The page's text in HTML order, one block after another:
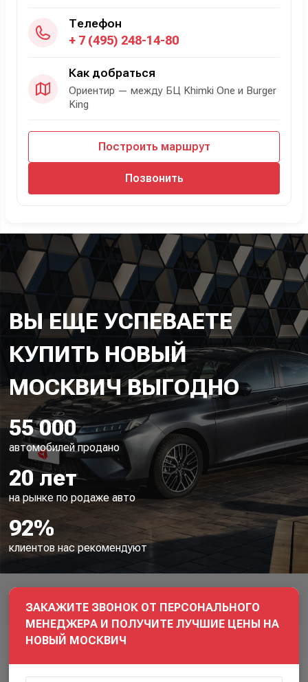
Телефон
+ 7 (495) 248-14-80
Как добраться
Ориентир — между БЦ Khimki One и Burger
King
Построить маршрут
Позвонить
ЗАКАЖИТЕ ЗВОНОК ОТ ПЕРСОНАЛЬНОГО
МЕНЕДЖЕРА И ПОЛУЧИТЕ ЛУЧШИЕ ЦЕНЫ НА
НОВЫЙ МОСКВИЧ
ВЫ ЕЩЕ УСПЕВАЕТЕ
КУПИТЬ НОВЫЙ
МОСКВИЧ ВЫГОДНО
55 000
автомобилей продано
20 лет
на рынке по родаже авто
92%
клиентов нас рекомендуют